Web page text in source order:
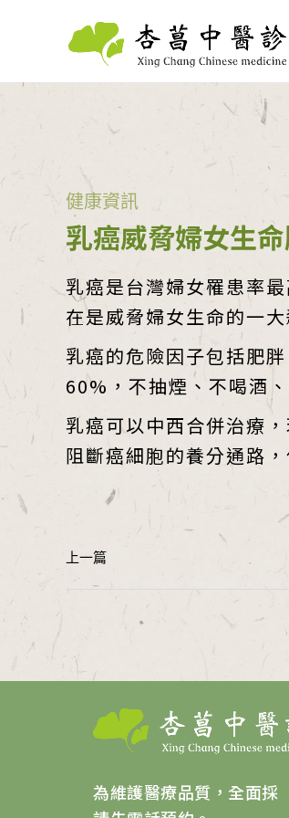
健康資訊
乳癌威脅婦女生
乳癌是台灣婦女罹患率
在是威脅婦女生命的一大
乳癌的危險因子包括肥
60%，不抽煙、不喝酒
乳癌可以中西合併治療
阻斷癌細胞的養分通路
為維護醫療品質，全面採